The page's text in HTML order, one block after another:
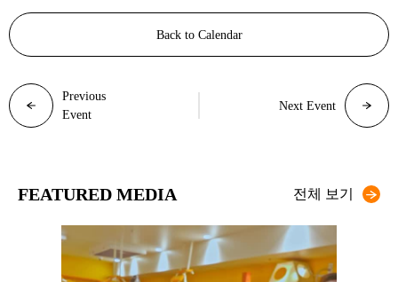
Previous
Event
Back to Calendar
Next Event
FEATURED MEDIA 전체 보기